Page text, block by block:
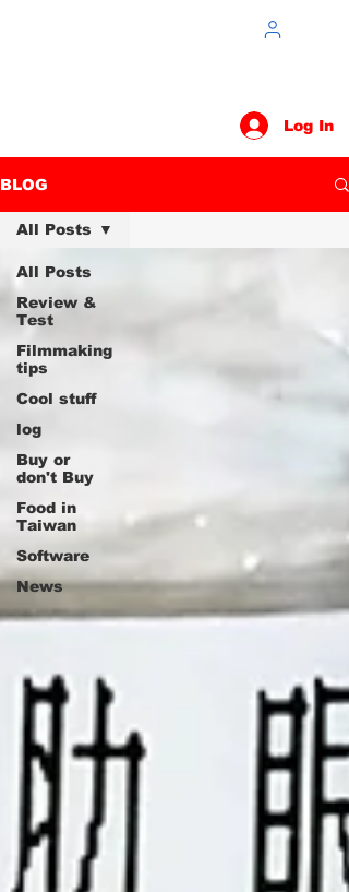
Log In
BLOG
All Posts
Review &
Test
Filmmaking
tips
Cool stuff
log
Buy or
don't Buy
Food in
Taiwan
Software
News
All Posts